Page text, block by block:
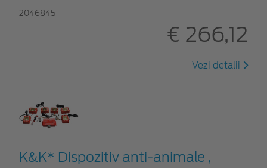
2046845
€ 266,12
Vezi detalii
K&K* Dispozitiv anti-animale ,